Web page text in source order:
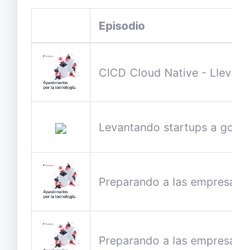
Episodio
CICD Cloud Native -
Levantando startups a
Preparando a las
Preparando a las